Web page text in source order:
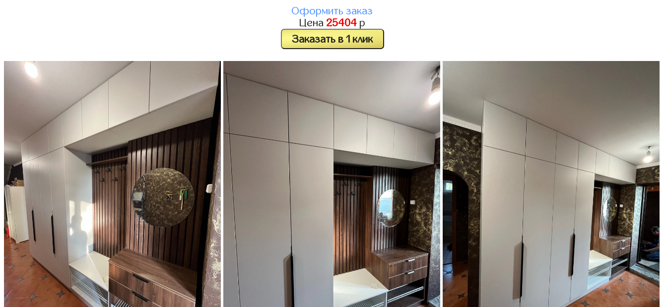
Оформить заказ
Цена 25404 р
Заказать в 1 клик